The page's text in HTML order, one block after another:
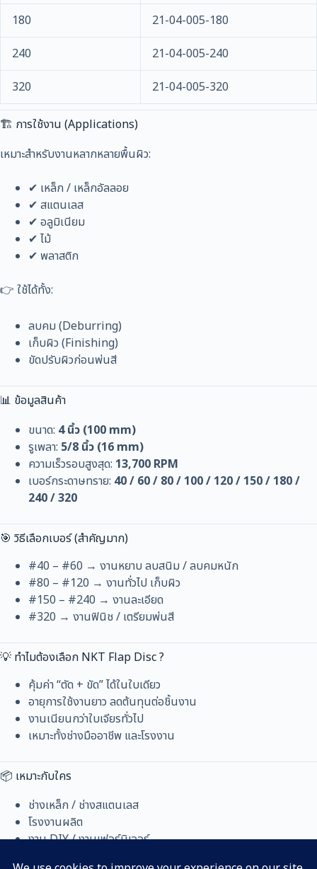
180
21-04-005-180
240
21-04-005-240
320
21-04-005-320
🏗️ การใช้งาน (Applications)
เหมาะสำหรับงานหลากหลายพื้นผิว:
✔ เหล็ก / เหล็กอัลลอย
✔ สแตนเลส
✔ อลูมิเนียม
✔ ไม้
✔ พลาสติก
👉 ใช้ได้ทั้ง:
ลบคม (Deburring)
เก็บผิว (Finishing)
ขัดปรับผิวก่อนพ่นสี
📊 ข้อมูลสินค้า
ขนาด: 4 นิ้ว (100 mm)
รูเพลา: 5/8 นิ้ว (16 mm)
ความเร็วรอบสูงสุด: 13,700 RPM
เบอร์กระดาษทราย: 40 / 60 / 80 / 100 / 120 / 150 / 180 /
240 / 320
🎯 วิธีเลือกเบอร์ (สำคัญมาก)
#40 – #60 → งานหยาบ ลบสนิม / ลบคมหนัก
#80 – #120 → งานทั่วไป เก็บผิว
#150 – #240 → งานละเอียด
#320 → งานฟินิช / เตรียมพ่นสี
💡 ทำไมต้องเลือก NKT Flap Disc ?
คุ้มค่า “ตัด + ขัด” ได้ในใบเดียว
อายุการใช้งานยาว ลดต้นทุนต่อชิ้นงาน
งานเนียนกว่าใบเจียรทั่วไป
เหมาะทั้งช่างมืออาชีพ และโรงงาน
📦 เหมาะกับใคร
ช่างเหล็ก / ช่างสแตนเลส
โรงงานผลิต
งาน DIY / งานเฟอร์นิเจอร์